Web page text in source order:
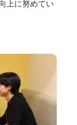
上に努めてい